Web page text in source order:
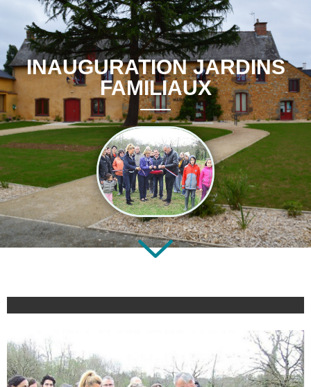
INAUGURATION JARDINS
FAMILIAUX